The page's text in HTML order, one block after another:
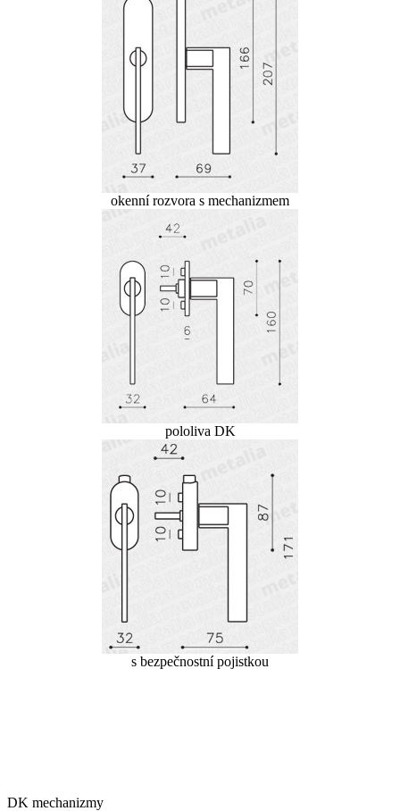
okenní rozvora s mechanizmem
pololiva DK
s bezpečnostní pojistkou
DK mechanizmy